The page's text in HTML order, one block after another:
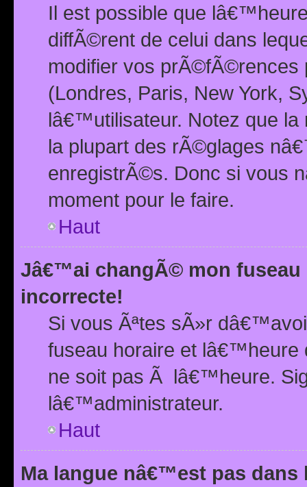
Il est possible que
diffÃ©rent de celui dans
modifier vos prÃ©fÃ©rences
(Londres, Paris, New York,
lâ€™utilisateur. Notez que la
la plupart des rÃ©glages
enregistrÃ©s. Donc si vous
moment pour le faire.
Haut
Jâ€™ai changÃ© mon
incorrecte!
Si vous Ãªtes sÃ»r
fuseau horaire et
ne soit pas Ã lâ€™heure.
lâ€™administrateur.
Haut
Ma langue nâ€™est pas dans